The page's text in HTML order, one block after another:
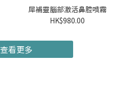
犀補靈腦部激活鼻腔噴霧
HK$980.00
查看更多